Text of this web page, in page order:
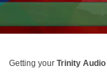
Getting your Trinity Audio